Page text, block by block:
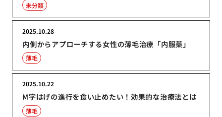
未分類
内側からアプローチする女性の薄毛治療「内服薬」
2025.10.28
薄毛
M字はげの進行を食い止めたい！効果的な治療法とは
2025.10.22
薄毛